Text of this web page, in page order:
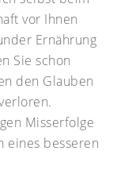
vor Ihnen
Ernährung
Sie schon
den Glauben
Misserfolge
eines besseren